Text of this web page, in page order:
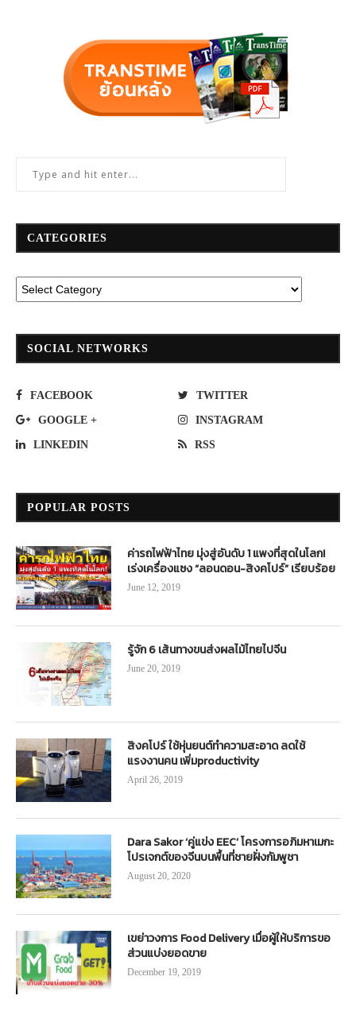
CATEGORIES
SOCIAL NETWORKS
FACEBOOK TWITTER
GOOGLE + INSTAGRAM
LINKEDIN RSS
POPULAR POSTS
ค่ารถไฟฟ้าไทย มุ่งสู่อันดับ 1 แพงที่สุดในโลก!
เร่งเครื่องแซง “ลอนดอน-สิงคโปร์” เรียบร้อย
June 12, 2019
รู้จัก 6 เส้นทางขนส่งผลไม้ไทยไปจีน
June 20, 2019
สิงคโปร์ ใช้หุ่นยนต์ทำความสะอาด ลดใช้
แรงงานคน เพิ่มproductivity
April 26, 2019
Dara Sakor ‘คู่แข่ง EEC’ โครงการอภิมหาเมกะ
โปรเจกต์ของจีนบนพื้นที่ชายฝั่งกัมพูชา
August 20, 2020
เขย่าวงการ Food Delivery เมื่อผู้ให้บริการขอ
ส่วนแบ่งยอดขาย
December 19, 2019